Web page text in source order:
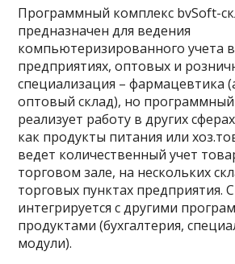
Программный комплекс bvSoft-
предназначен для ведения
компьютеризированного учета
предприятиях, оптовых и
специализация – фармацевтика
оптовый склад), но
реализует работу в других
как продукты питания или
ведет количественный учет
торговом зале, на нескольких
торговых пунктах предприятия.
интегрируется с другими
продуктами (бухгалтерия,
модули).